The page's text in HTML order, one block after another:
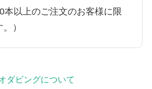
本以上のご注文のお客様に限
）
ダビングについて